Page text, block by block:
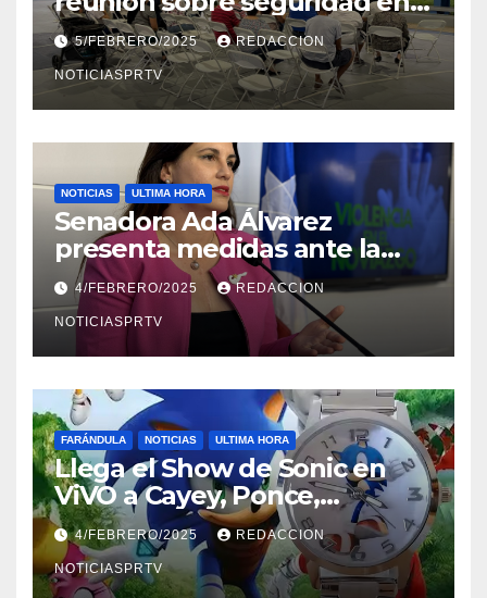
Reparto Metropolitano
5/FEBRERO/2025 REDACCION
NOTICIASPRTV
NOTICIAS ULTIMA HORA
Senadora Ada Álvarez
presenta medidas ante la
violencia en el noviazgo
4/FEBRERO/2025 REDACCION
NOTICIASPRTV
FARÁNDULA NOTICIAS ULTIMA HORA
Llega el Show de Sonic en
ViVO a Cayey, Ponce,
Barceloneta y Humacao,
Relojes gratis para el que
compre ahora….
4/FEBRERO/2025 REDACCION
NOTICIASPRTV